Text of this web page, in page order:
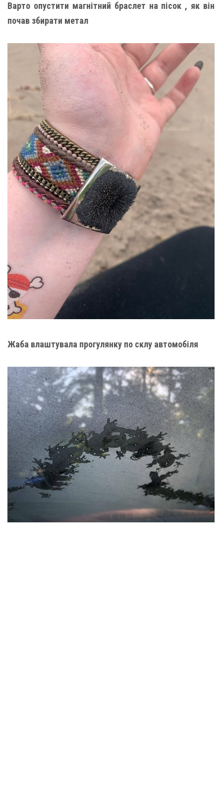
Варто опустити магнітний браслет на пісок , як він
почав збирати метал
Жаба влаштувала прогулянку по склу автомобіля